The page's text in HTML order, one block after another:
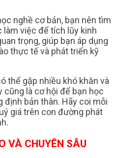
nghề cơ bản, bạn nên tìm
việc để tích lũy kinh
trọng, giúp bạn áp dụng
thực tế và phát triển kỹ
thể gặp nhiều khó khăn và
cũng là cơ hội để bạn học
định bản thân. Hãy coi mỗi
giá trên con đường phát
VÀ CHUYÊN SÂU